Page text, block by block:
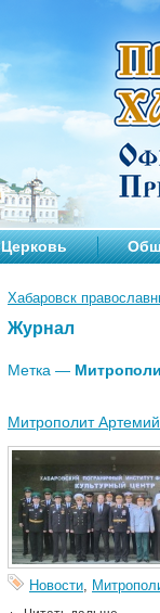
Церковь
Хабаровск
Журнал
Метка —
Митрополит Артемий
Новости,